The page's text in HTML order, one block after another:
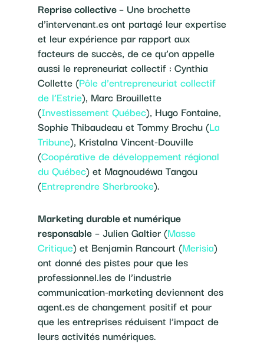
Reprise collective– Une brochette
d’intervenant.es ont partagé leur expertise
et leur expérience par rapport aux
facteurs de succès, de ce qu’on appelle
aussi le repreneuriat collectif : Cynthia
Collette (Pôle d’entrepreneuriat collectif
de l’Estrie), Marc Brouillette
(Investissement Québec), Hugo Fontaine,
Sophie Thibaudeau et Tommy Brochu (La
Tribune), Kristalna Vincent-Douville
(Coopérative de développement régional
du Québec) et Magnoudéwa Tangou
(Entreprendre Sherbrooke).
Marketing durable et numérique
responsable– Julien Galtier (Masse
Critique) et Benjamin Rancourt (Merisia)
ont donné des pistes pour que les
professionnel.les de l’industrie
communication-marketing deviennent des
agent.es de changement positif et pour
que les entreprises réduisent l’impact de
leurs activités numériques.